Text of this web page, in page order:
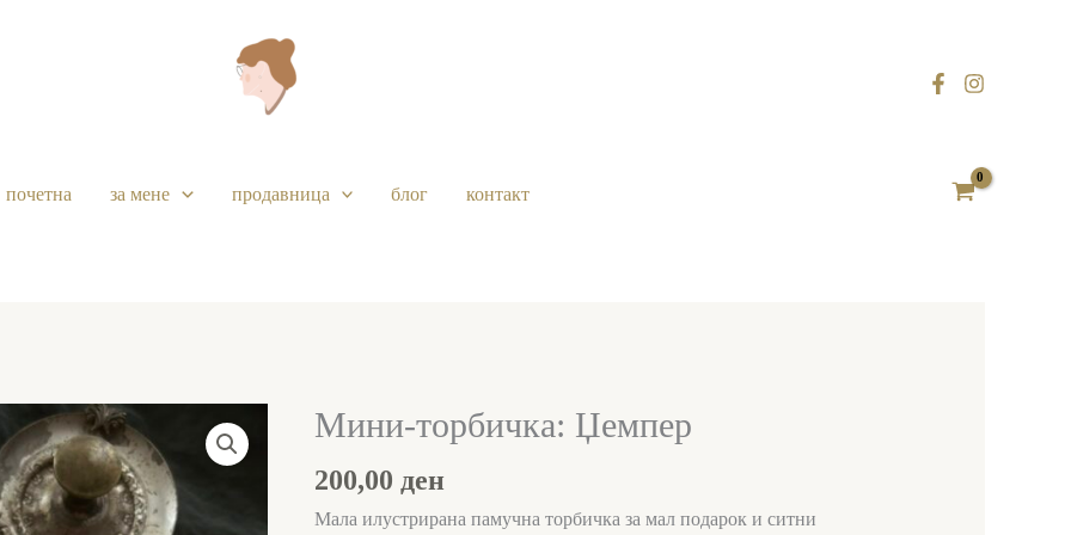
почетна за мене продавница блог контакт
Мини-торбичка: Џемпер
200,00ден
Мала илустрирана памучна торбичка за мал подарок и ситни
Мини-
Џемпер
количина